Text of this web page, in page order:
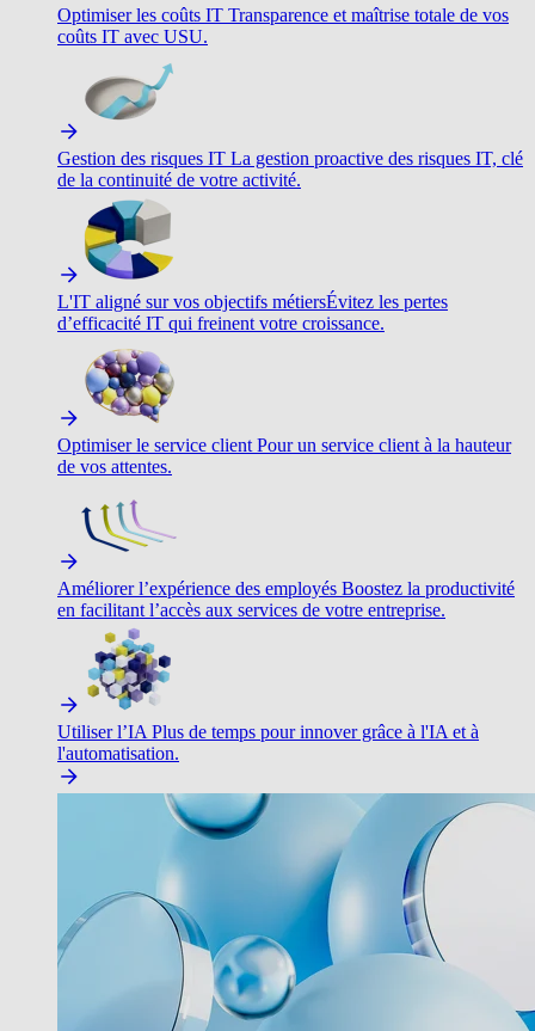
Optimiser les coûts IT Transparence et maîtrise totale de vos
coûts IT avec USU.
Gestion des risques IT La gestion proactive des risques IT, clé
de la continuité de votre activité.
L'IT aligné sur vos objectifs métiersÉvitez les pertes
d’efficacité IT qui freinent votre croissance.
Optimiser le service client Pour un service client à la hauteur
de vos attentes.
Améliorer l’expérience des employés Boostez la productivité
en facilitant l’accès aux services de votre entreprise.
Utiliser l’IA Plus de temps pour innover grâce à l'IA et à
l'automatisation.